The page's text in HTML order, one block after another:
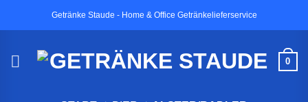
Getränke Staude - Home & Office Getränkelieferservice
0